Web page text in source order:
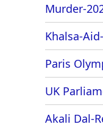
Murder-
Khalsa-
Paris
UK
Akali Dal-